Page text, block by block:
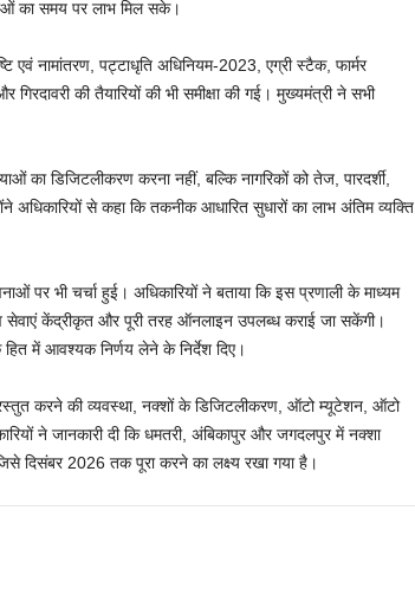
का समय पर लाभ मिल सके।
नामांतरण, पट्टाधृति अधिनियम-2023, एग्री स्टैक, फार्मर
की तैयारियों की भी समीक्षा की गई। मुख्यमंत्री ने सभी
डिजिटलीकरण करना नहीं, बल्कि नागरिकों को तेज, पारदर्शी,
अधिकारियों से कहा कि तकनीक आधारित सुधारों का लाभ अंतिम व्यक्ति
भी चर्चा हुई। अधिकारियों ने बताया कि इस प्रणाली के माध्यम
सेवाएं केंद्रीकृत और पूरी तरह ऑनलाइन उपलब्ध कराई जा सकेंगी।
में आवश्यक निर्णय लेने के निर्देश दिए।
करने की व्यवस्था, नक्शों के डिजिटलीकरण, ऑटो म्यूटेशन, ऑटो
ने जानकारी दी कि धमतरी, अंबिकापुर और जगदलपुर में नक्शा
दिसंबर 2026 तक पूरा करने का लक्ष्य रखा गया है।